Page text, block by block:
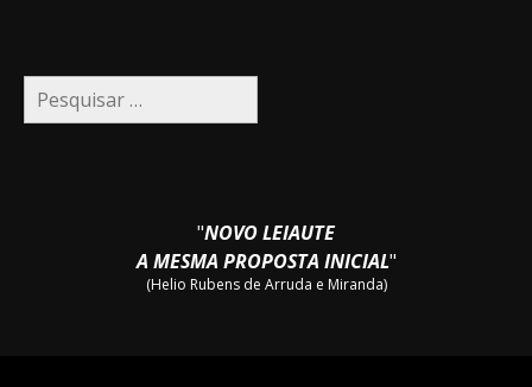
Pesquisar
por:
"NOVO LEIAUTE
A MESMA PROPOSTA INICIAL"
(Helio Rubens de Arruda e Miranda)